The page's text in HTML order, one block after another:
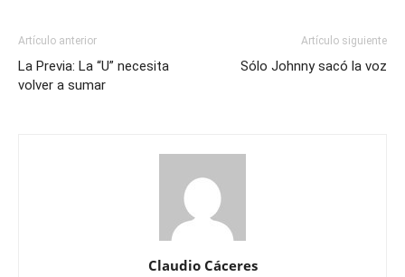
Artículo anterior
La Previa: La “U” necesita
volver a sumar
Artículo siguiente
Sólo Johnny sacó la voz
Claudio Cáceres